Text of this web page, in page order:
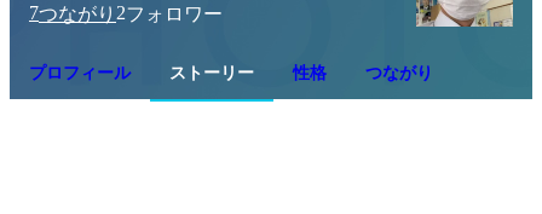
7つながり 2フォロワー
プロフィール ストーリー 性格 つながり